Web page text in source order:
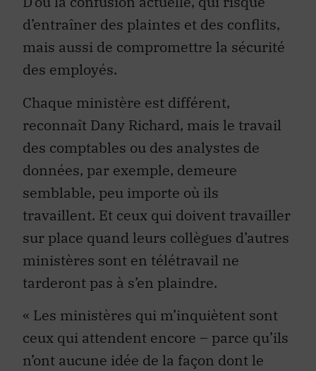
d’entraîner des plaintes et des conflits,
mais aussi de compromettre la sécurité
des employés.
Chaque ministère est différent,
reconnaît Dany Richard, mais le travail
des comptables ou des analystes de
données, par exemple, demeure
semblable, peu importe où ils
travaillent. Et ceux qui doivent travailler
sur place quand leurs collègues d’autres
ministères sont en télétravail ne
tarderont pas à s’en plaindre.
« Les ministères qui m’inquiètent sont
ceux qui attendent encore – parce qu’ils
n’ont aucune idée de la façon dont le